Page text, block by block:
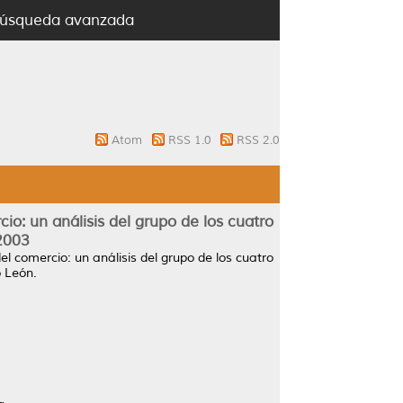
avanzada
Atom RSS 1.0 RSS 2.0
un análisis del grupo de los cuatro
comercio: un análisis del grupo de los cuatro